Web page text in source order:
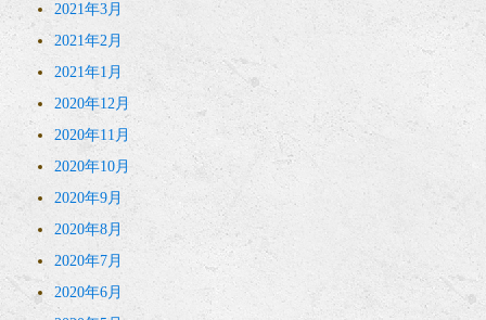
2021年3月
2021年2月
2021年1月
2020年12月
2020年11月
2020年10月
2020年9月
2020年8月
2020年7月
2020年6月